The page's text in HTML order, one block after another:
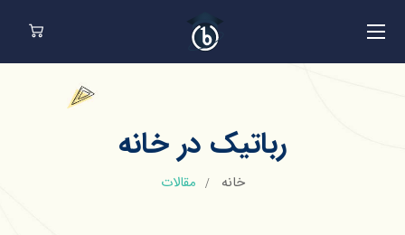
رباتیک در خانه
خانه مقالات